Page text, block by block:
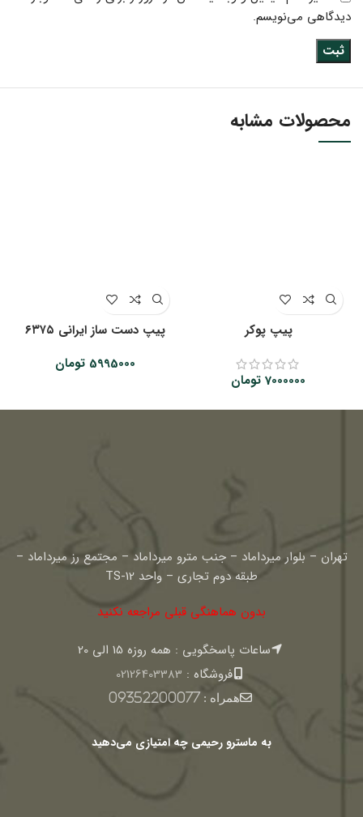
دیدگاهی می‌نویسم.
محصولات مشابه
پیپ پوکر
7000000 تومان
پیپ دست ساز ایرانی ۶۳۷۵
5995000 تومان
تهران – بلوار میرداماد – جنب مترو میرداماد – مجتمع رز میرداماد –
طبقه دوم تجاری – واحد TS-12
بدون هماهنگی قبلی مراجعه نکنید
ساعات پاسخگویی : همه روزه 15 الی 20
فروشگاه : 02126403383
همراه :09352200077
به ماسترو رحیمی چه امتیازی می‌دهید